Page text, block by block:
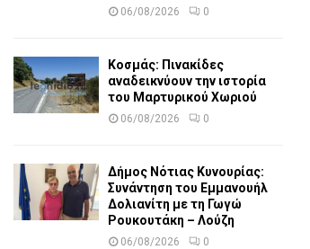
06/08/2026 0
Κοσμάς: Πινακίδες
αναδεικνύουν την ιστορία
του Μαρτυρικού Χωριού
06/08/2026 0
Δήμος Νότιας Κυνουρίας:
Συνάντηση του Εμμανουήλ
Δολιανίτη με τη Γωγώ
Ρουκουτάκη – Λούζη
06/08/2026 0